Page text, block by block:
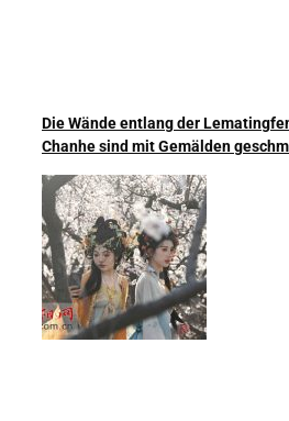
Die Wände entlang der
Chanhe sind mit Gemälden